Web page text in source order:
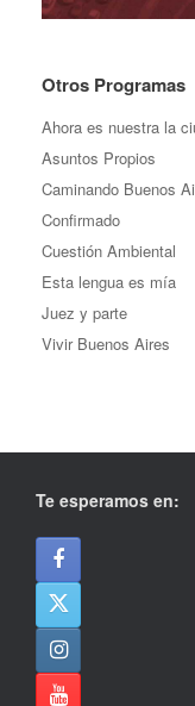
Otros Programas
Ahora es nuestra la
Asuntos Propios
Caminando Buenos
Confirmado
Cuestión Ambiental
Esta lengua es mía
Juez y parte
Vivir Buenos Aires
Te esperamos en: